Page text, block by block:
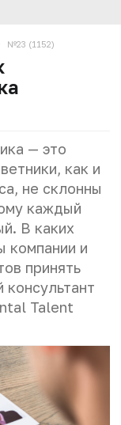
№23 (1152)
— это
как и
не склонны
каждый
В каких
компании и
принять
Talent